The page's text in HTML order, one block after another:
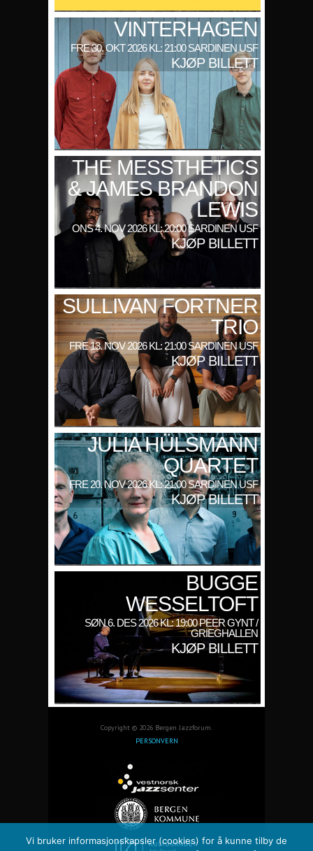
VINTERHAGEN
FRE 30. OKT 2026 KL: 21:00 SARDINEN USF
KJØP BILLETT
THE MESSTHETICS
& JAMES BRANDON
LEWIS
ONS 4. NOV 2026 KL: 20:00 SARDINEN USF
KJØP BILLETT
SULLIVAN FORTNER
TRIO
FRE 13. NOV 2026 KL: 21:00 SARDINEN USF
KJØP BILLETT
JULIA HÜLSMANN
QUARTET
FRE 20. NOV 2026 KL: 21:00 SARDINEN USF
KJØP BILLETT
BUGGE
WESSELTOFT
SØN 6. DES 2026 KL: 19:00 PEER GYNT /
GRIEGHALLEN
KJØP BILLETT
Copyright © 2026 Bergen Jazzforum.
PERSONVERN
Vi bruker informasjonskapsler (cookies) for å kunne tilby de